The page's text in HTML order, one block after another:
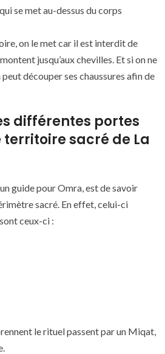
se met au-dessus du corps
on le met car il est interdit de
jusqu’aux chevilles. Et si on ne
découper ses chaussures afin de
différentes portes
territoire sacré de La
guide pour Omra, est de savoir
sacré. En effet, celui-ci
ceux-ci :
le rituel passent par un Miqat,